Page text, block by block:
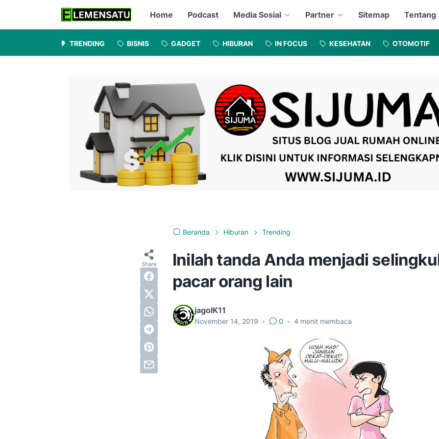
Home Podcast Media Sosial Partner Sitemap Tentang
TRENDING BISNIS GADGET HIBURAN IN FOCUS KESEHATAN OTOMOTIF
Beranda Hiburan Trending
Inilah tanda Anda menjadi
pacar orang lain
jagoIK11
November 14, 2019 • 0 • 4 menit membaca